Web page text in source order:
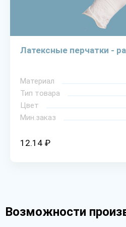
Латексные перчатки -
Материал
Тип товара
Цвет
Мин.заказ
12.14 ₽
Возможности